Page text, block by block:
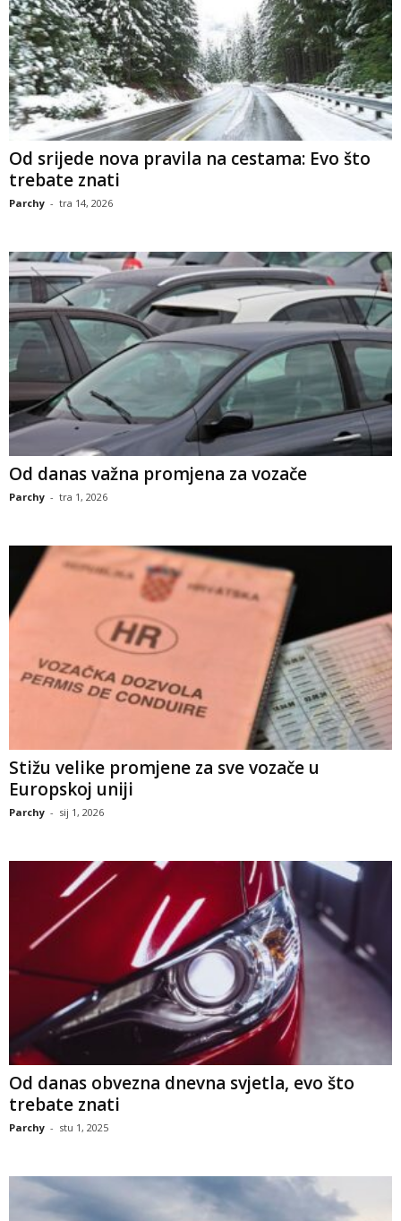
Od srijede nova pravila na cestama: Evo što
trebate znati
Parchy - tra 14, 2026
Od danas važna promjena za vozače
Parchy - tra 1, 2026
Stižu velike promjene za sve vozače u
Europskoj uniji
Parchy - sij 1, 2026
Od danas obvezna dnevna svjetla, evo što
trebate znati
Parchy - stu 1, 2025